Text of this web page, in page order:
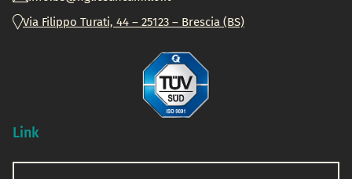
Via Filippo Turati, 44 – 25123 – Brescia (BS)
Link